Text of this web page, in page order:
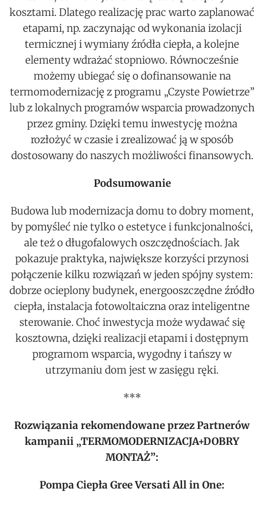
kosztami. Dlatego realizację prac warto zaplanować
etapami, np. zaczynając od wykonania izolacji
termicznej i wymiany źródła ciepła, a kolejne
elementy wdrażać stopniowo. Równocześnie
możemy ubiegać się o dofinansowanie na
termomodernizację z programu „Czyste Powietrze”
lub z lokalnych programów wsparcia prowadzonych
przez gminy. Dzięki temu inwestycję można
rozłożyć w czasie i zrealizować ją w sposób
dostosowany do naszych możliwości finansowych.
Podsumowanie
Budowa lub modernizacja domu to dobry moment,
by pomyśleć nie tylko o estetyce i funkcjonalności,
ale też o długofalowych oszczędnościach. Jak
pokazuje praktyka, największe korzyści przynosi
połączenie kilku rozwiązań w jeden spójny system:
dobrze ocieplony budynek, energooszczędne źródło
ciepła, instalacja fotowoltaiczna oraz inteligentne
sterowanie. Choć inwestycja może wydawać się
kosztowna, dzięki realizacji etapami i dostępnym
programom wsparcia, wygodny i tańszy w
utrzymaniu dom jest w zasięgu ręki.
***
Rozwiązania rekomendowane przez Partnerów
kampanii „TERMOMODERNIZACJA+DOBRY
MONTAŻ”:
Pompa Ciepła Gree Versati All in One: